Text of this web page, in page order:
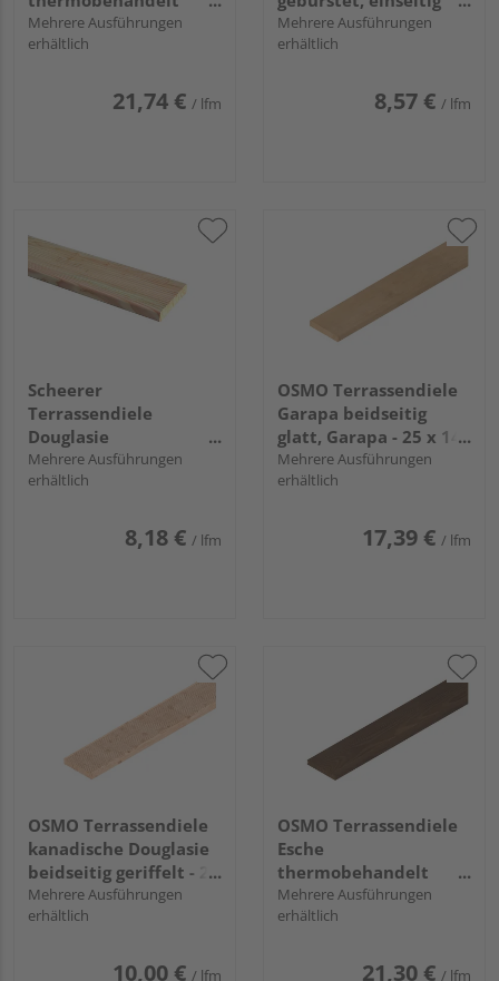
einseitig geschroppt,
einseitig glatt,
- 21 x 145 mm
Mehrere Ausführungen
erhältlich
21,74 € / lfm
glatt, Douglasie - 27 x
143 mm
Mehrere Ausführungen
erhältlich
8,57 € / lfm
Scheerer
Terrassendiele
Douglasie
unbehandelt
Douglasie natur
Rundkante - 28 x 145
Mehrere Ausführungen
erhältlich
8,18 € / lfm
OSMO Terrassendiele
Garapa beidseitig
glatt, Garapa - 25 x 145
mm
Mehrere Ausführungen
erhältlich
17,39 € / lfm
OSMO Terrassendiele
kanadische Douglasie
beidseitig geriffelt - 27
x 143 mm
Mehrere Ausführungen
erhältlich
10,00 € / lfm
OSMO Terrassendiele
Esche
thermobehandelt
einseitig gebürstet,
einseitig glatt,
- 21 x 145 mm
Mehrere Ausführungen
erhältlich
21,30 € / lfm